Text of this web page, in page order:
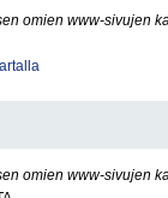
omien www-sivujen
omien www-sivujen